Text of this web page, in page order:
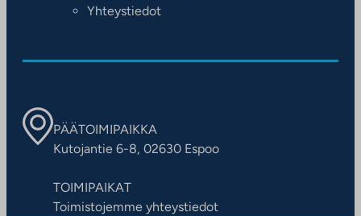
Yhteystiedot
PÄÄTOIMIPAIKKA
Kutojantie 6-8, 02630 Espoo
TOIMIPAIKAT
Toimistojemme yhteystiedot